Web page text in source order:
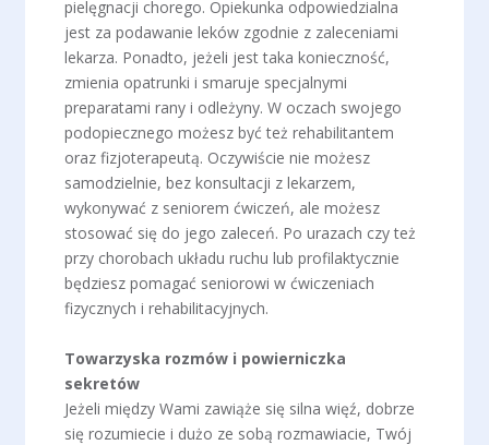
pielęgnacji chorego. Opiekunka odpowiedzialna
jest za podawanie leków zgodnie z zaleceniami
lekarza. Ponadto, jeżeli jest taka konieczność,
zmienia opatrunki i smaruje specjalnymi
preparatami rany i odleżyny. W oczach swojego
podopiecznego możesz być też rehabilitantem
oraz fizjoterapeutą. Oczywiście nie możesz
samodzielnie, bez konsultacji z lekarzem,
wykonywać z seniorem ćwiczeń, ale możesz
stosować się do jego zaleceń. Po urazach czy też
przy chorobach układu ruchu lub profilaktycznie
będziesz pomagać seniorowi w ćwiczeniach
fizycznych i rehabilitacyjnych.
Towarzyska rozmów i powierniczka
sekretów
Jeżeli między Wami zawiąże się silna więź, dobrze
się rozumiecie i dużo ze sobą rozmawiacie, Twój